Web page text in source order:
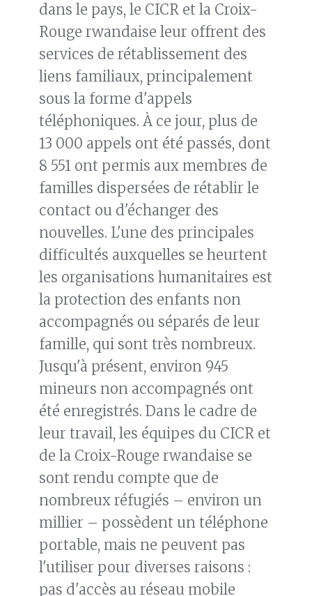
dans le pays, le CICR et la Croix-
Rouge rwandaise leur offrent des
services de rétablissement des
liens familiaux, principalement
sous la forme d'appels
téléphoniques. À ce jour, plus de
13 000 appels ont été passés, dont
8 551 ont permis aux membres de
familles dispersées de rétablir le
contact ou d'échanger des
nouvelles. L'une des principales
difficultés auxquelles se heurtent
les organisations humanitaires est
la protection des enfants non
accompagnés ou séparés de leur
famille, qui sont très nombreux.
Jusqu'à présent, environ 945
mineurs non accompagnés ont
été enregistrés. Dans le cadre de
leur travail, les équipes du CICR et
de la Croix-Rouge rwandaise se
sont rendu compte que de
nombreux réfugiés – environ un
millier – possèdent un téléphone
portable, mais ne peuvent pas
l'utiliser pour diverses raisons :
pas d'accès au réseau mobile